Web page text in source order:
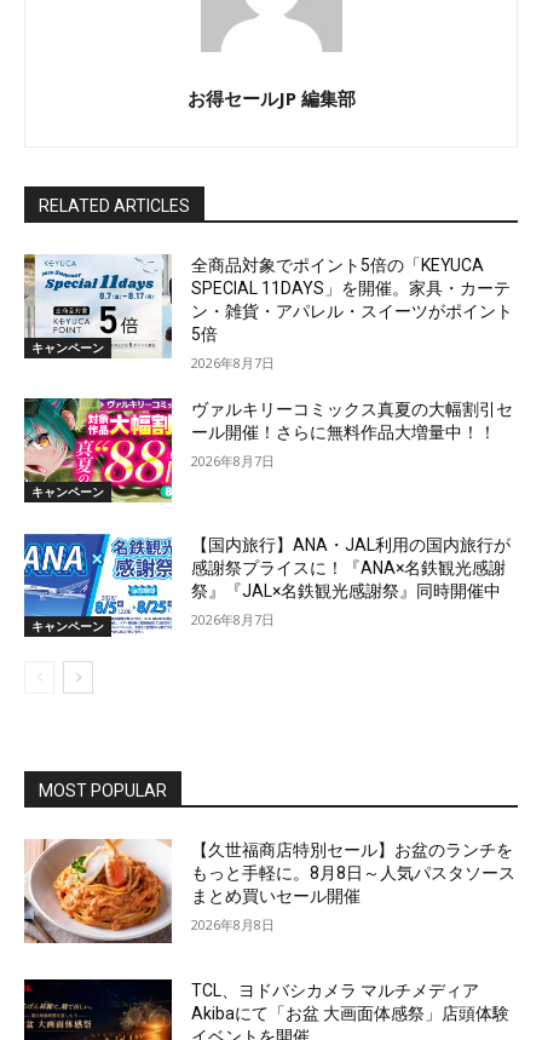
お得セールJP 編集部
RELATED ARTICLES
キャンペーン
全商品対象でポイント5倍の「KEYUCA
SPECIAL 11DAYS」を開催。家具・カーテ
ン・雑貨・アパレル・スイーツがポイント
5倍
2026年8月7日
キャンペーン
ヴァルキリーコミックス真夏の大幅割引セ
ール開催！さらに無料作品大増量中！！
2026年8月7日
キャンペーン
【国内旅行】ANA・JAL利用の国内旅行が
感謝祭プライスに！『ANA×名鉄観光感謝
祭』『JAL×名鉄観光感謝祭』同時開催中
2026年8月7日
MOST POPULAR
【久世福商店特別セール】お盆のランチを
もっと手軽に。8月8日～人気パスタソース
まとめ買いセール開催
2026年8月8日
TCL、ヨドバシカメラ マルチメディア
Akibaにて「お盆 大画面体感祭」店頭体験